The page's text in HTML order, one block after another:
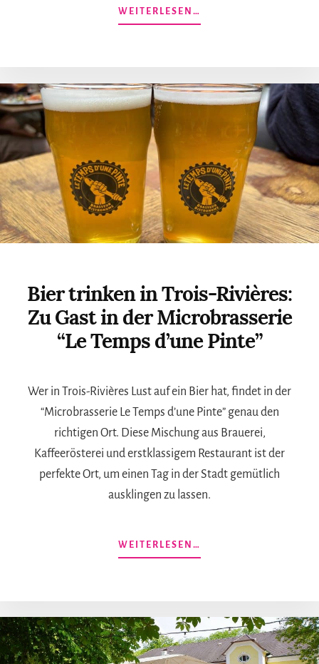
WEITERLESEN…
SAAZ:
URSPRUNG
DES
BÖHMISCHEN
Bier trinken in Trois-Rivières:
Zu Gast in der Microbrasserie
“Le Temps d’une Pinte”
Wer in Trois-Rivières Lust auf ein Bier hat, findet in der
“Microbrasserie Le Temps d’une Pinte” genau den
richtigen Ort. Diese Mischung aus Brauerei,
Kaffeerösterei und erstklassigem Restaurant ist der
perfekte Ort, um einen Tag in der Stadt gemütlich
ausklingen zu lassen.
WEITERLESEN…
TRINKEN
ZU
GAST
IN